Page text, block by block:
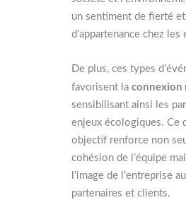
un sentiment de fierté et
d’appartenance chez les
De plus, ces types
favorisent laconnexion
sensibilisant ainsi les
enjeux écologiques. Ce
objectif renforce non
cohésion de l’équipe
l’image de l’entreprise
partenaires et clients.